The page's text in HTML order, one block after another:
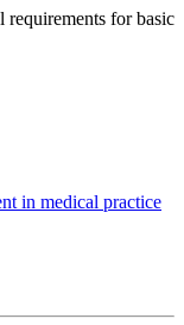
requirements for basic
in medical practice